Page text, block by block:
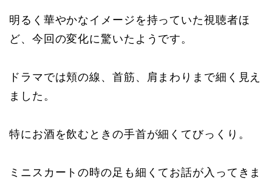
明るく華やかなイメージを持っていた視聴者ほ
ど、今回の変化に驚いたようです。
ドラマでは頬の線、首筋、肩まわりまで細く見え
ました。
特にお酒を飲むときの手首が細くてびっくり。
ミニスカートの時の足も細くてお話が入ってきま